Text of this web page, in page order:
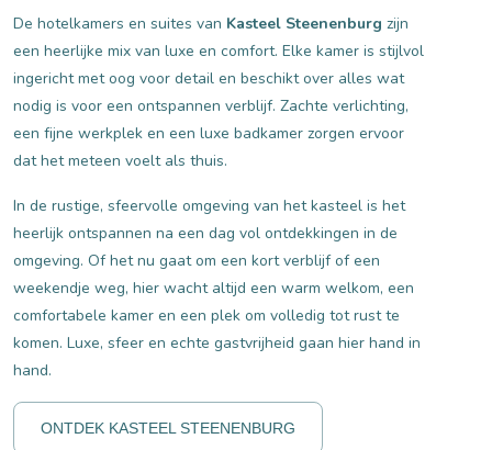
De hotelkamers en suites van Kasteel Steenenburg zijn
een heerlijke mix van luxe en comfort. Elke kamer is stijlvol
ingericht met oog voor detail en beschikt over alles wat
nodig is voor een ontspannen verblijf. Zachte verlichting,
een fijne werkplek en een luxe badkamer zorgen ervoor
dat het meteen voelt als thuis.
In de rustige, sfeervolle omgeving van het kasteel is het
heerlijk ontspannen na een dag vol ontdekkingen in de
omgeving. Of het nu gaat om een kort verblijf of een
weekendje weg, hier wacht altijd een warm welkom, een
comfortabele kamer en een plek om volledig tot rust te
komen. Luxe, sfeer en echte gastvrijheid gaan hier hand in
hand.
ONTDEK KASTEEL STEENENBURG